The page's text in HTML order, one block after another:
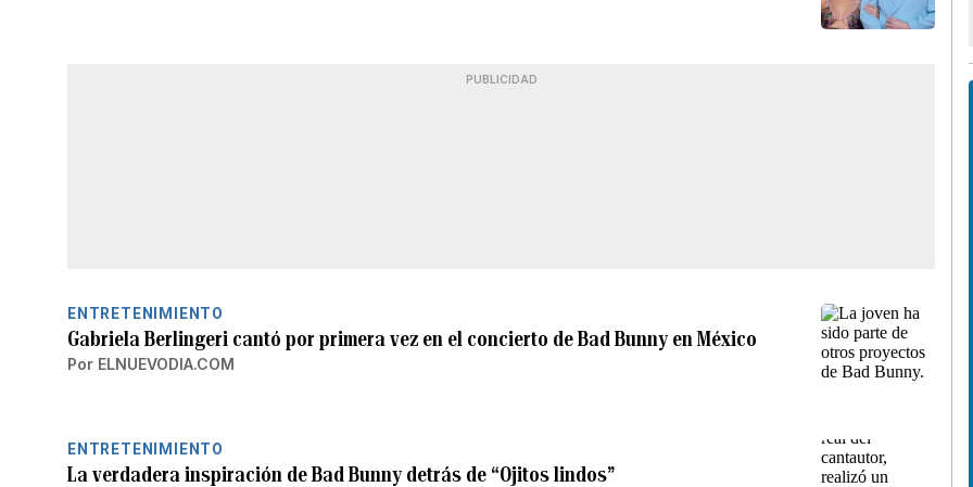
PUBLICIDAD
ENTRETENIMIENTO
Gabriela Berlingeri cantó por primera vez en el concierto de Bad Bunny en México
Por ELNUEVODIA.COM
ENTRETENIMIENTO
La verdadera inspiración de Bad Bunny detrás de “Ojitos lindos”